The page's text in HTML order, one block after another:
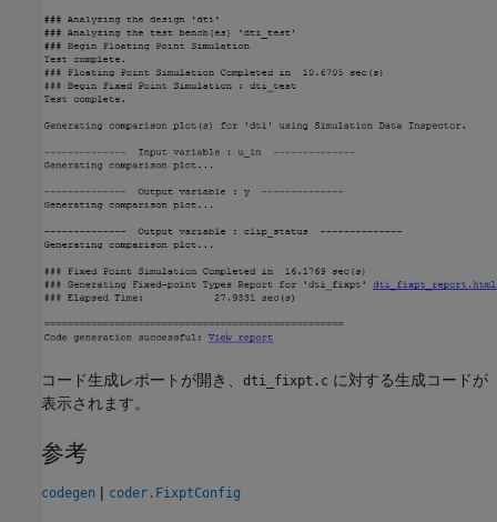
コード生成レポートが開き、 dti_fixpt.c に対する生成コードが
表示されます。
参考
codegen | coder.FixptConfig